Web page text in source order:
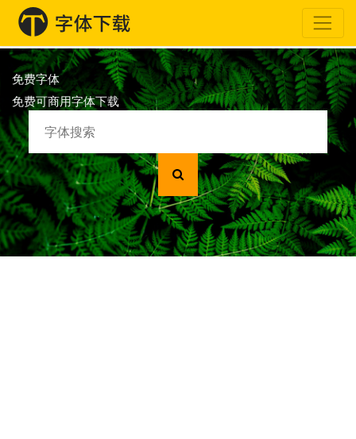
免费字体
免费可商用字体下载